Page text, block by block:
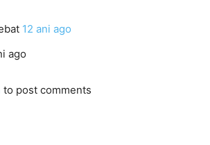
12 ani ago
ago
to post comments